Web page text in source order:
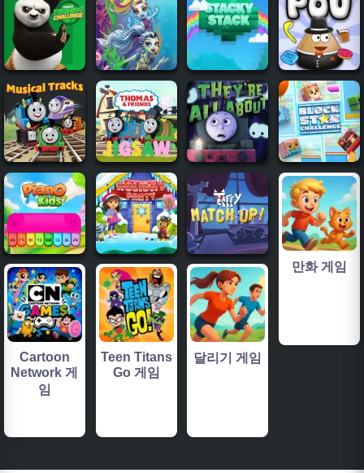
만화 게임
Cartoon
Network 게
임
Teen Titans
Go 게임
달리기 게임